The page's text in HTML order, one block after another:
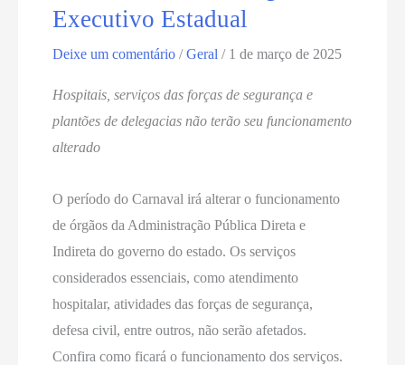
Macaíba
Executivo Estadual
Deixe um comentário /Geral / 1 de março de 2025
Hospitais, serviços das forças de segurança e
plantões de delegacias não terão seu funcionamento
alterado
O período do Carnaval irá alterar o funcionamento
de órgãos da Administração Pública Direta e
Indireta do governo do estado. Os serviços
considerados essenciais, como atendimento
hospitalar, atividades das forças de segurança,
defesa civil, entre outros, não serão afetados.
Confira como ficará o funcionamento dos serviços.